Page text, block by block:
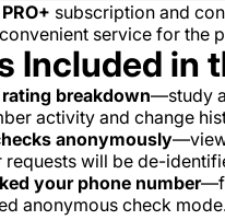
PRO+ subscription and
service for the
Included in
breakdown—study
activity and change
anonymously—view
requests will be de-
your phone number
anonymous check